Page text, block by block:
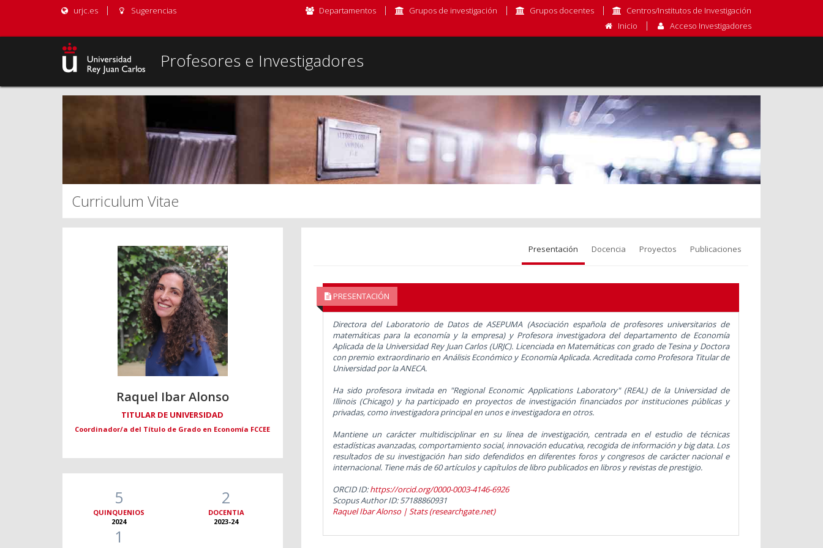
urjc.es Sugerencias Departamentos Grupos de investigación Grupos docentes
Centros/Institutos de Investigación
Inicio
Acceso Investigadores
Profesores e Investigadores
Curriculum Vitae
Raquel Ibar Alonso
TITULAR DE UNIVERSIDAD
Coordinador/a del Título de Grado en Economía FCCEE
5
QUINQUENIOS
2024
2
DOCENTIA
2023-24
1
Presentación Docencia Proyectos Publicaciones
PRESENTACIÓN
Directora del Laboratorio de Datos de ASEPUMA (Asociación española de profesores universitarios de
matemáticas para la economía y la empresa) y Profesora investigadora del departamento de Economía
Aplicada de la Universidad Rey Juan Carlos (URJC). Licenciada en Matemáticas con grado de Tesina y Doctora
con premio extraordinario en Análisis Económico y Economía Aplicada. Acreditada como Profesora Titular de
Universidad por la ANECA.
Ha sido profesora invitada en "Regional Economic Applications Laboratory" (REAL) de la Universidad de
Illinois (Chicago) y ha participado en proyectos de investigación financiados por instituciones públicas y
privadas, como investigadora principal en unos e investigadora en otros.
Mantiene un carácter multidisciplinar en su línea de investigación, centrada en el estudio de técnicas
estadísticas avanzadas, comportamiento social, innovación educativa, recogida de información y big data. Los
resultados de su investigación han sido defendidos en diferentes foros y congresos de carácter nacional e
internacional. Tiene más de 60 artículos y capítulos de libro publicados en libros y revistas de prestigio.
ORCID ID:https://orcid.org/0000-0003-4146-6926
Scopus Author ID: 57188860931
Raquel Ibar Alonso | Stats (researchgate.net)